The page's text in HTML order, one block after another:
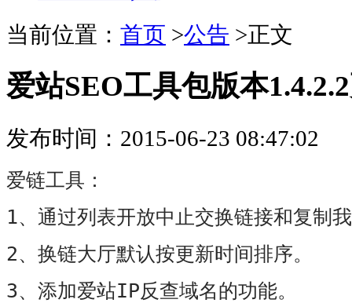
当前位置： 首页 >公告 >正文
爱站SEO工具包版本
发布时间：2015-06-23 08:47:02
爱链工具：
1、通过列表开放中止交换链接和复制
2、换链大厅默认按更新时间排序。
3、添加爱站IP反查域名的功能。